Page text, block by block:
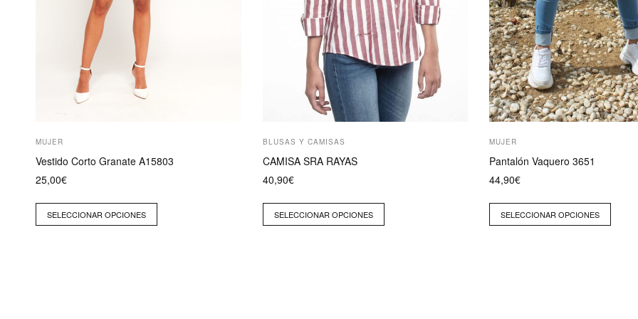
MUJER
Vestido Corto Granate A15803
25,00€
SELECCIONAR OPCIONES
BLUSAS Y CAMISAS
CAMISA SRA RAYAS
40,90€
SELECCIONAR OPCIONES
producto
MUJER
Pantalón Vaquero 3651
44,90€
SELECCIONAR OPCIONES
de
producto